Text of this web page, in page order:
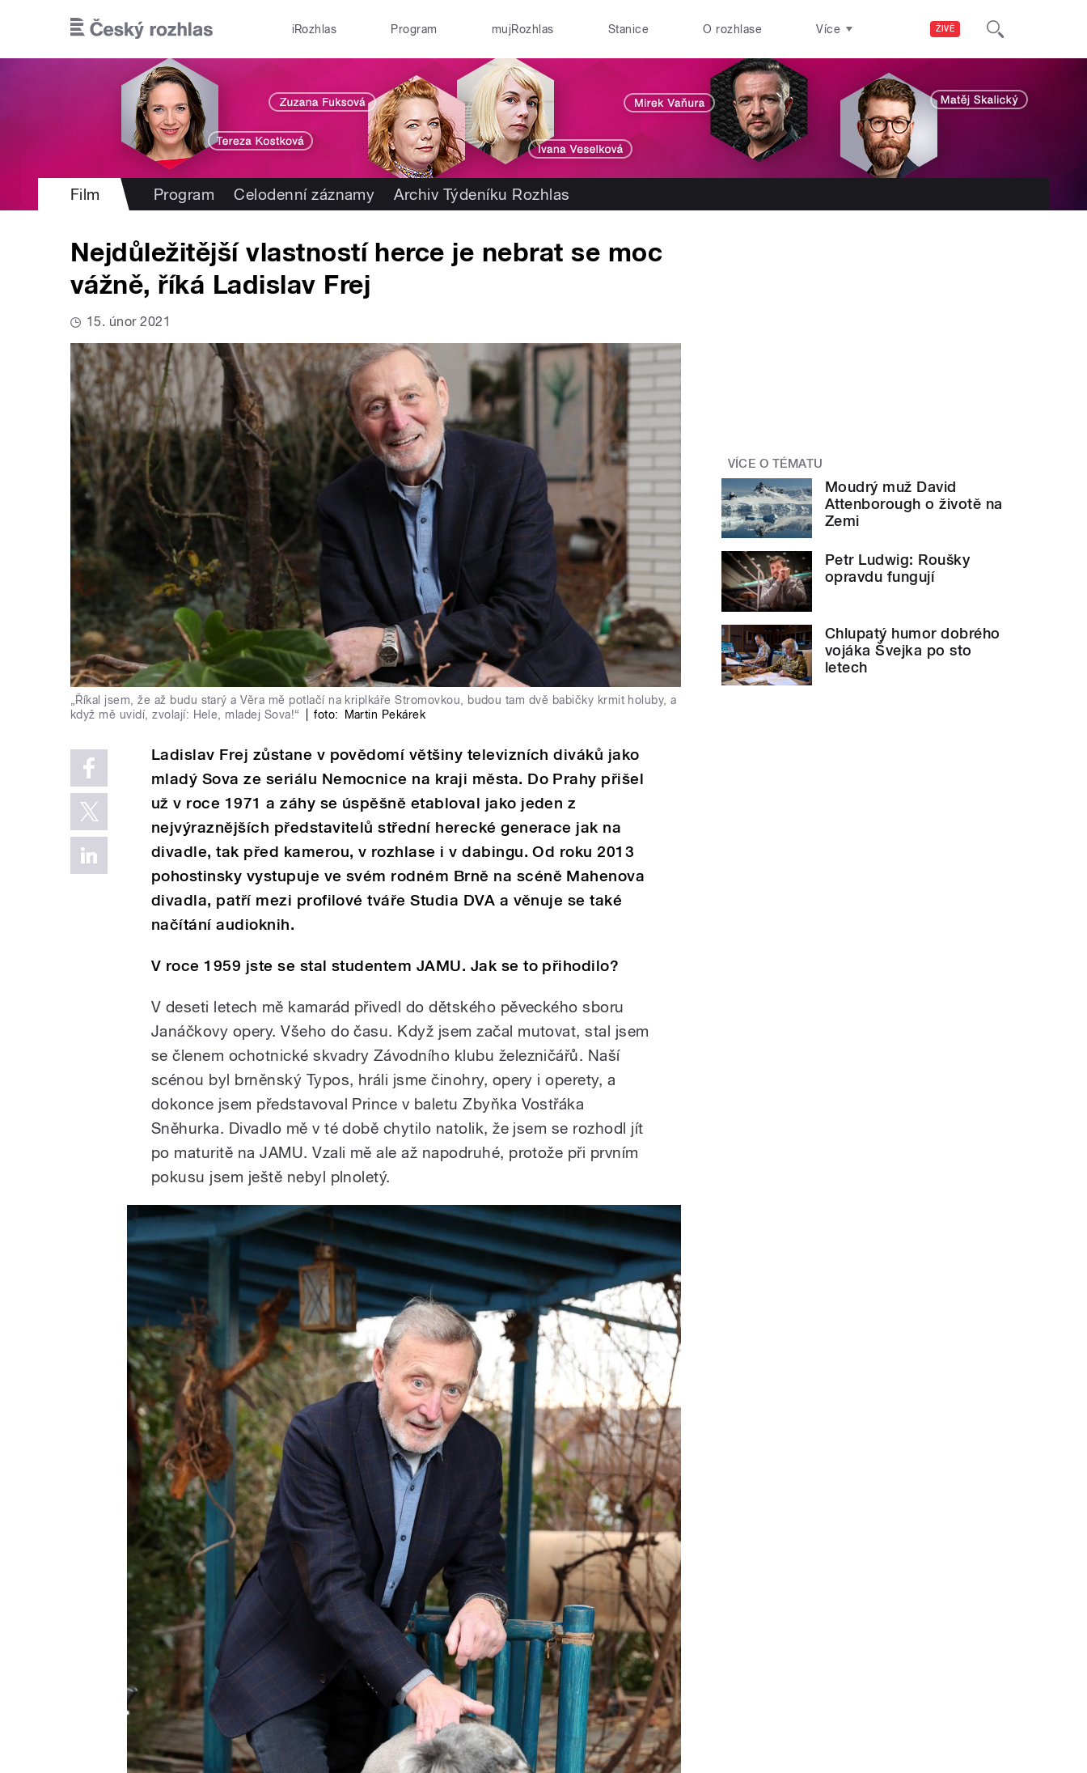
ŽIVĚ
iRozhlas Program mujRozhlas Stanice O rozhlase Více
Film Program Celodenní záznamy Archiv Týdeníku Rozhlas
Nejdůležitější vlastností herce je nebrat se moc
vážně, říká Ladislav Frej
15. únor 2021
„Říkal jsem, že až budu starý a Věra mě potlačí na kriplkáře Stromovkou, budou tam dvě babičky krmit holuby, a
když mě uvidí, zvolají: Hele, mladej Sova!“
foto: Martin Pekárek
Ladislav Frej zůstane v povědomí většiny televizních diváků jako
mladý Sova ze seriálu Nemocnice na kraji města. Do Prahy přišel
už v roce 1971 a záhy se úspěšně etabloval jako jeden z
nejvýraznějších představitelů střední herecké generace jak na
divadle, tak před kamerou, v rozhlase i v dabingu. Od roku 2013
pohostinsky vystupuje ve svém rodném Brně na scéně Mahenova
divadla, patří mezi profilové tváře Studia DVA a věnuje se také
načítání audioknih.
V roce 1959 jste se stal studentem JAMU. Jak se to přihodilo?
V deseti letech mě kamarád přivedl do dětského pěveckého sboru
Janáčkovy opery. Všeho do času. Když jsem začal mutovat, stal jsem
se členem ochotnické skvadry Závodního klubu železničářů. Naší
scénou byl brněnský Typos, hráli jsme činohry, opery i operety, a
dokonce jsem představoval Prince v baletu Zbyňka Vostřáka
Sněhurka. Divadlo mě v té době chytilo natolik, že jsem se rozhodl jít
po maturitě na JAMU. Vzali mě ale až napodruhé, protože při prvním
pokusu jsem ještě nebyl plnoletý.
VÍCE O TÉMATU
Moudrý muž David
Attenborough o životě na
Zemi
Petr Ludwig: Roušky
opravdu fungují
Chlupatý humor dobrého
vojáka Švejka po sto
letech